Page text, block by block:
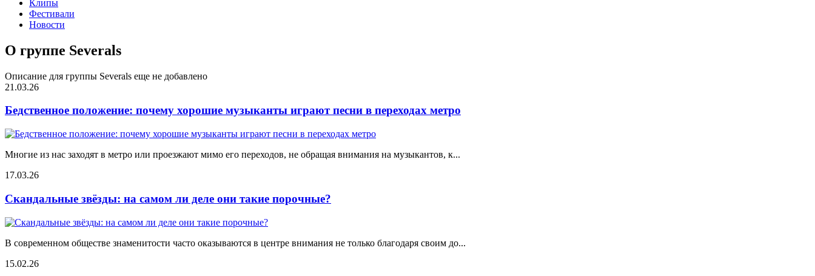
Клипы
Фестивали
Новости
О группе Severals
Описание для группы Severals еще не добавлено
21.03.26
Бедственное положение: почему хорошие музыканты играют песни в переходах метро
Многие из нас заходят в метро или проезжают мимо его переходов, не обращая внимания на музыкантов, к...
17.03.26
Скандальные звёзды: на самом ли деле они такие порочные?
В современном обществе знаменитости часто оказываются в центре внимания не только благодаря своим до...
15.02.26